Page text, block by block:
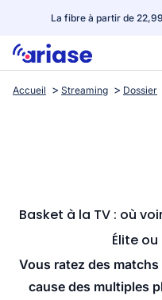
La fibre à partir de
Box internet
Streaming
Accueil Streaming Dossier
Basket à la TV : où
Élite ou
Vous ratez des
cause des multiples